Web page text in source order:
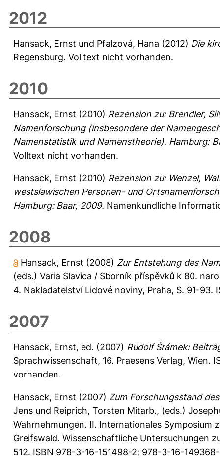
2012
Hansack, Ernst und Pfalzová, Hana (2012) Die
Regensburg. Volltext nicht vorhanden.
2010
Hansack, Ernst (2010) Rezension zu: Brendler,
Namenforschung (insbesondere der
Namenstatistik und Namenstheorie). Hamburg:
Volltext nicht vorhanden.
Hansack, Ernst (2010) Rezension zu: Wenzel,
westslawischen Personen- und
Hamburg: Baar, 2009. Namenkundliche
2008
Hansack, Ernst (2008) Zur Entstehung des
(eds.) Varia Slavica / Sborník příspěvků k 80.
4. Nakladatelství Lidové noviny, Praha, S. 91-93.
2007
Hansack, Ernst, ed. (2007) Rudolf Šrámek:
Sprachwissenschaft, 16. Praesens Verlag,
vorhanden.
Hansack, Ernst (2007) Zum Forschungsstand
Jens und Reiprich, Torsten Mitarb., (eds.)
Wahrnehmungen. II. Internationales Symposium
Greifswald. Wissenschaftliche Untersuchungen
512. ISBN 978-3-16-151498-2; 978-3-16-